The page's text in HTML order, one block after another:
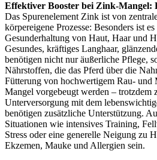
Effektiver Booster bei Zink-Mangel:
Das Spurenelement Zink ist von
körpereigene Prozesse: Besonders ist
Gesunderhaltung von Haut, Haar und
Gesundes, kräftiges Langhaar,
benötigen nicht nur äußerliche Pflege,
Nährstoffen, die das Pferd über die
Fütterung von hochwertigem Rau- und
Mangel vorgebeugt werden – trotzdem
Unterversorgung mit dem
benötigen zusätzliche Unterstützung.
Situationen wie intensives Training,
Stress oder eine generelle Neigung zu
Ekzemen, Mauke und Allergien sein.